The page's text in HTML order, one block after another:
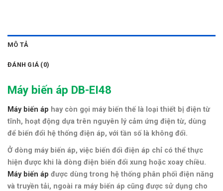
MÔ TẢ
ĐÁNH GIÁ (0)
Máy biến áp DB-EI48
Máy biến áp hay còn gọi máy biến thế là loại thiết bị điện từ
tĩnh, hoạt động dựa trên nguyên lý cảm ứng điện từ, dùng
để biến đổi hệ thống điện áp, với tần số là không đổi.
Ở dòng máy biến áp, việc biến đổi điện áp chỉ có thể thực
hiện được khi là dòng điện biến đổi xung hoặc xoay chiều.
Máy biến áp được dùng trong hệ thống phân phối điện năng
và truyền tải, ngoài ra máy biến áp cũng được sử dụng cho